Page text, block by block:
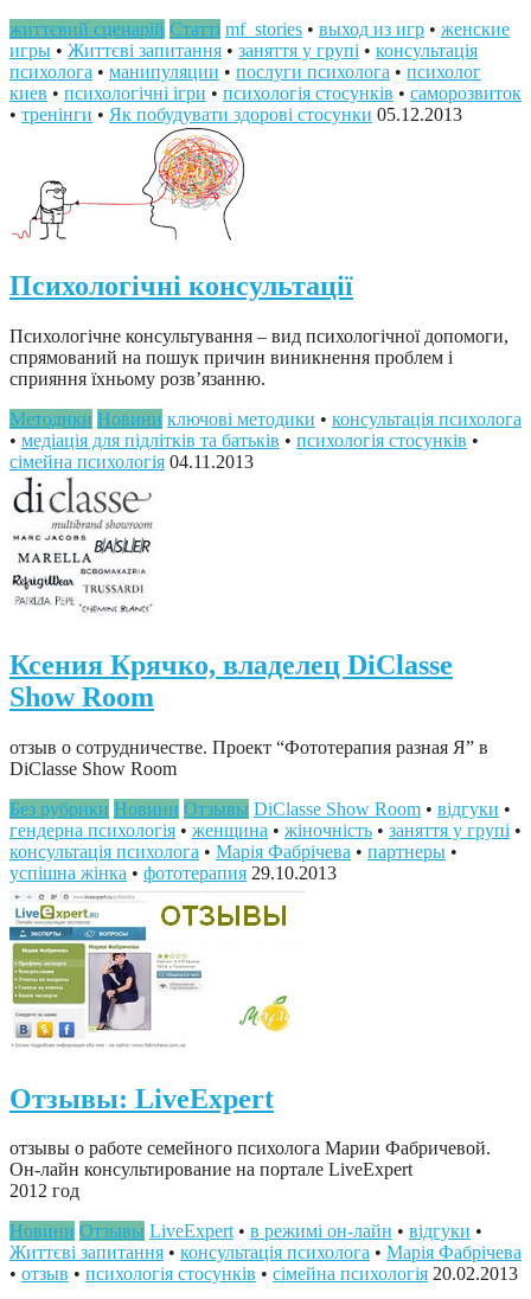
життєвий сценарій Статті mf_stories • выход из игр • женские
игры • Життєві запитання • заняття у групі • консультація
психолога • манипуляции • послуги психолога • психолог
киев • психологічні ігри • психологія стосунків • саморозвиток
• тренінги • Як побудувати здорові стосунки 05.12.2013
Психологічні консультації
Психологічне консультування – вид психологічної допомоги,
спрямований на пошук причин виникнення проблем і
сприяння їхньому розв’язанню.
Методики Новини ключові методики • консультація психолога
• медіація для підлітків та батьків • психологія стосунків •
сімейна психологія 04.11.2013
Ксения Крячко, владелец DiClasse
Show Room
отзыв о сотрудничестве. Проект “Фототерапия разная Я” в
DiClasse Show Room
Без рубрики Новини Отзывы DiClasse Show Room • відгуки •
гендерна психологія • женщина • жіночність • заняття у групі •
консультація психолога • Марія Фабрічева • партнеры •
успішна жінка • фототерапия 29.10.2013
Отзывы: LiveExpert
отзывы о работе семейного психолога Марии Фабричевой.
Он-лайн консультирование на портале LiveExpert
2012 год
Новини Отзывы LiveExpert• в режимі он-лайн • відгуки •
Життєві запитання • консультація психолога • Марія Фабрічева
• отзыв • психологія стосунків • сімейна психологія 20.02.2013